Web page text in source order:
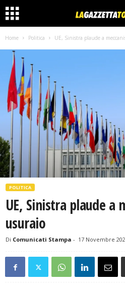
Home Politica UE, Sinistra plaude a
POLITICA
UE, Sinistra plaude a
usuraio
Di Comunicati Stampa - 17 Novembre